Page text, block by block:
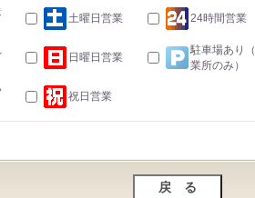
土曜日営業 24時間営業
日曜日営業
駐車場あり
業所のみ）
祝日営業